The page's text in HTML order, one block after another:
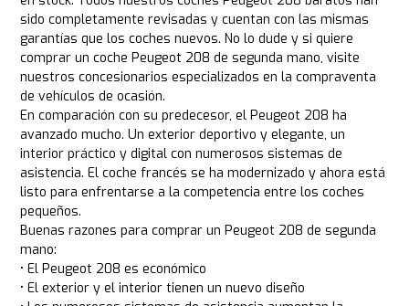
sido completamente revisadas y cuentan con las mismas
garantías que los coches nuevos. No lo dude y si quiere
comprar un coche Peugeot 208 de segunda mano, visite
nuestros concesionarios especializados en la compraventa
de vehículos de ocasión.
En comparación con su predecesor, el Peugeot 208 ha
avanzado mucho. Un exterior deportivo y elegante, un
interior práctico y digital con numerosos sistemas de
asistencia. El coche francés se ha modernizado y ahora está
listo para enfrentarse a la competencia entre los coches
pequeños.
Buenas razones para comprar un Peugeot 208 de segunda
mano:
• El Peugeot 208 es económico
• El exterior y el interior tienen un nuevo diseño